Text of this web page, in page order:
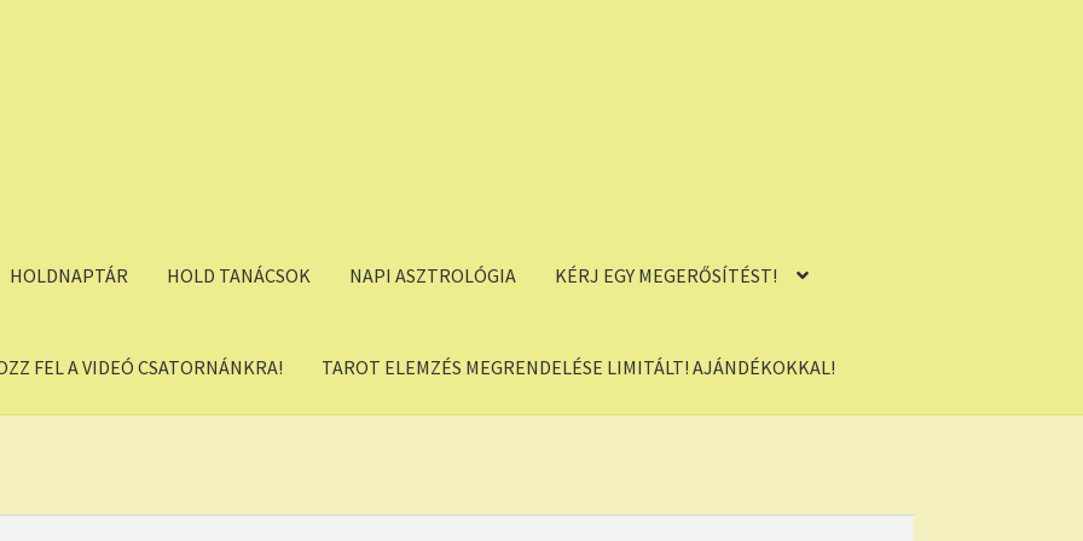
HOLDNAPTÁR HOLD TANÁCSOK NAPI ASZTROLÓGIA KÉRJ EGY MEGERŐSÍTÉST!
FEL A VIDEÓ CSATORNÁNKRA! TAROT ELEMZÉS MEGRENDELÉSE LIMITÁLT! AJÁNDÉKOKKAL!